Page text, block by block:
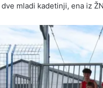
mladi kadetinji, ena iz